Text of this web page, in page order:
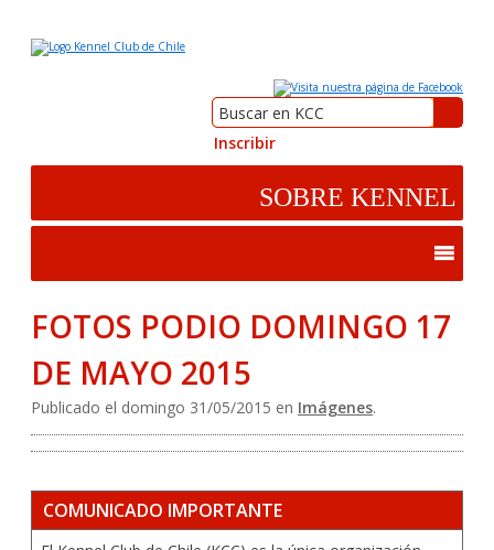
Inscribir
FOTOS PODIO DOMINGO 17
DE MAYO 2015
Publicado el domingo 31/05/2015 en Imágenes.
COMUNICADO IMPORTANTE